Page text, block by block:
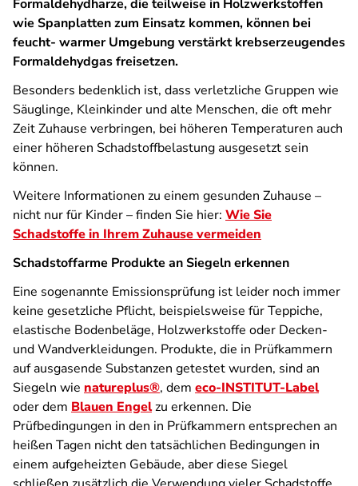
Formaldehydharze, die teilweise in Holzwerkstoffen
wie Spanplatten zum Einsatz kommen, können bei
feucht- warmer Umgebung verstärkt krebserzeugendes
Formaldehydgas freisetzen.
Besonders bedenklich ist, dass verletzliche Gruppen wie
Säuglinge, Kleinkinder und alte Menschen, die oft mehr
Zeit Zuhause verbringen, bei höheren Temperaturen auch
einer höheren Schadstoffbelastung ausgesetzt sein
können.
Weitere Informationen zu einem gesunden Zuhause –
nicht nur für Kinder – finden Sie hier: Wie Sie
Schadstoffe in Ihrem Zuhause vermeiden
Schadstoffarme Produkte an Siegeln erkennen
Eine sogenannte Emissionsprüfung ist leider noch immer
keine gesetzliche Pflicht, beispielsweise für Teppiche,
elastische Bodenbeläge, Holzwerkstoffe oder Decken-
und Wandverkleidungen. Produkte, die in Prüfkammern
auf ausgasende Substanzen getestet wurden, sind an
Siegeln wie natureplus®, dem eco-INSTITUT-Label
oder dem Blauen Engelzu erkennen. Die
Prüfbedingungen in den in Prüfkammern entsprechen an
heißen Tagen nicht den tatsächlichen Bedingungen in
einem aufgeheizten Gebäude, aber diese Siegel